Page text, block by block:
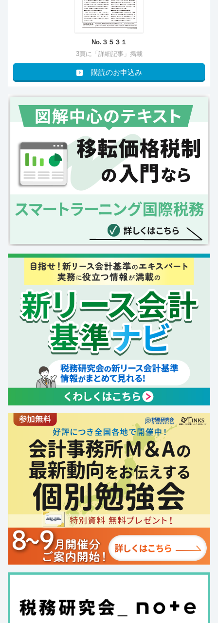
No.３５３１
3頁に「詳細記事」掲載
購読のお申込み